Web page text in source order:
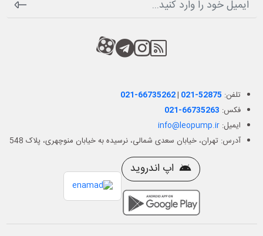
RSS
کانال آپارات
کانال تلگرام
کانال آپارات
تلفن: 021-66735262| 021-52875
فکس: 021-66735263
ایمیل:info@leopump.ir
آدرس: تهران، خیابان سعدی شمالی، نرسیده به خیابان منوچهری، پلاک 548
اپ اندروید